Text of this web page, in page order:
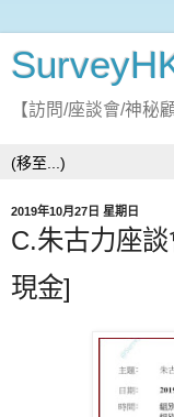
【訪問/座談會/神秘
2019年10月27日 星期日
C.朱古力座
現金]